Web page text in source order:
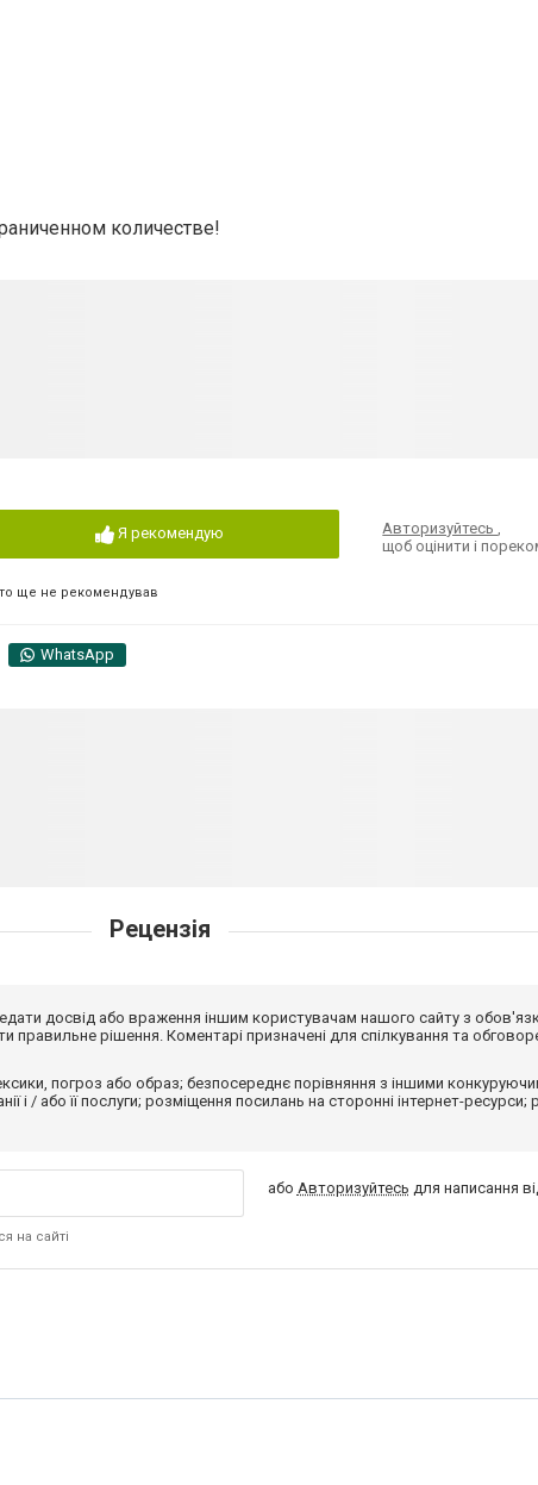
количестве!
Я рекомендую
ще не рекомендував
Авторизуйтесь,
щоб оцінити і
WhatsApp
Рецензія
досвід або враження іншим користувачам нашого сайту з
правильне рішення. Коментарі призначені для спілкування та
погроз або образ; безпосереднє порівняння з іншими
і / або її послуги; розміщення посилань на сторонні інтернет-ресурси;
на сайті
або Авторизуйтесь для написання